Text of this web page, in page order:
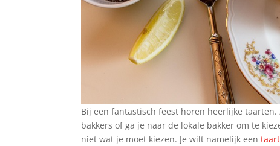
Bij een fantastisch feest horen heerlijke
bakkers of ga je naar de lokale bakker om te
niet wat je moet kiezen. Je wilt namelijk een